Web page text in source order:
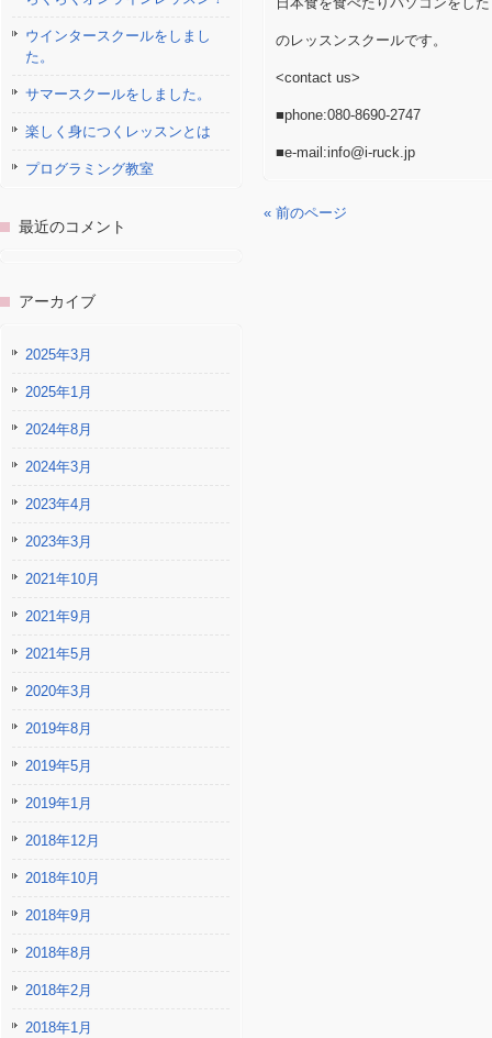
のレッスンスクールです。
<contact us>
■phone:080-8690-2747
■e-mail:info@i-ruck.jp
« 前のページ
ウインタースクールをしまし
た。
サマースクールをしました。
楽しく身につくレッスンとは
プログラミング教室
最近のコメント
アーカイブ
2025年3月
2025年1月
2024年8月
2024年3月
2023年4月
2023年3月
2021年10月
2021年9月
2021年5月
2020年3月
2019年8月
2019年5月
2019年1月
2018年12月
2018年10月
2018年9月
2018年8月
2018年2月
2018年1月